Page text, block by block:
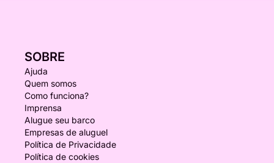
SOBRE
Ajuda
Quem somos
Como funciona?
Imprensa
Alugue seu barco
Empresas de aluguel
Política de Privacidade
Política de cookies